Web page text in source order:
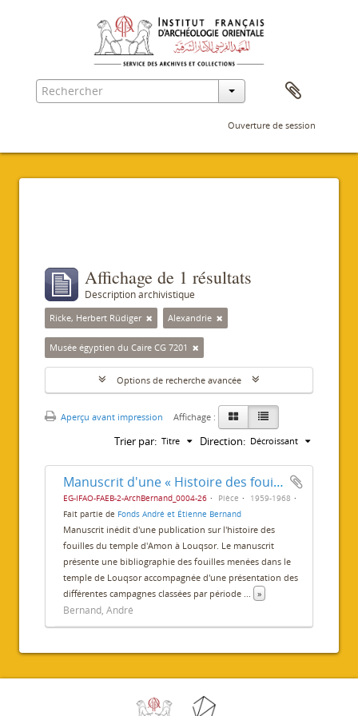
Ouverture de session
Affichage de 1 résultats
Description archivistique
Ricke, Herbert Rüdiger Alexandrie
Musée égyptien du Caire CG 7201
Options de recherche avancée
Aperçu avant impression Affichage :
Trier par: Titre Direction: Décroissant
Manuscrit d'une « Histoire des fouilles du temple de Louxor »
EG-IFAO-FAEB-2-ArchBernand_0004-26 Pièce
1959-1968
Fait partie de Fonds André et Étienne Bernand
Manuscrit inédit d'une publication sur l'histoire des
fouilles du temple d'Amon à Louqsor. Le manuscrit
présente une bibliographie des fouilles menées dans le
temple de Louqsor accompagnée d'une présentation des
différentes campagnes classées par période ... »
Bernand, André